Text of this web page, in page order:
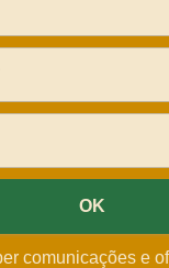
OK
comunicações e